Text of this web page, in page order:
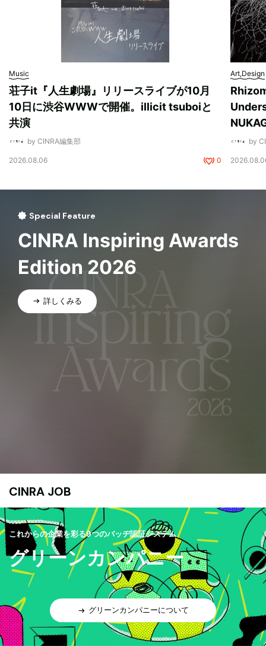
Music
荘子it『人生劇場』リリースライブが10月
10日に渋谷WWWで開催。illicit tsuboiと
共演
by CINRA編集部
2026.08.06 0
Art,Design
by
Special Feature
CINRA Inspiring Awards
Edition 2026
詳しくみる
CINRA JOB
これからの企業を彩る9つのバッヂ認証システム
グリーンカンパニー
グリーンカンパニーについて